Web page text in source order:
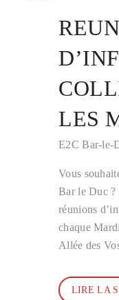
LES
E2C Bar-le-
Vous
Bar le Duc ?
réunions
chaque
Allée des
LIRE LA